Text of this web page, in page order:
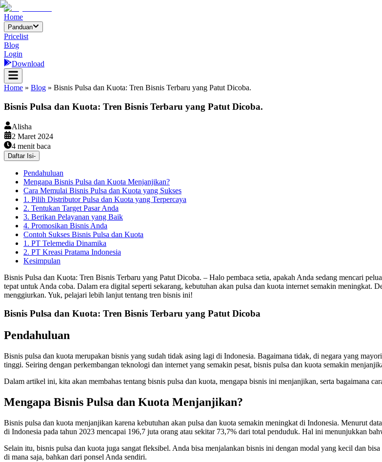
Home
Panduan
Pricelist
Blog
Login
Download
Home » Blog » Bisnis Pulsa dan Kuota: Tren Bisnis Terbaru yang Patut Dicoba.
Bisnis Pulsa dan Kuota: Tren Bisnis Terbaru yang Patut Dicoba.
Alisha
2 Maret 2024
4 menit baca
Daftar Isi-
Pendahuluan
Mengapa Bisnis Pulsa dan Kuota Menjanjikan?
Cara Memulai Bisnis Pulsa dan Kuota yang Sukses
1. Pilih Distributor Pulsa dan Kuota yang Terpercaya
2. Tentukan Target Pasar Anda
3. Berikan Pelayanan yang Baik
4. Promosikan Bisnis Anda
Contoh Sukses Bisnis Pulsa dan Kuota
1. PT Telemedia Dinamika
2. PT Kreasi Pratama Indonesia
Kesimpulan
Bisnis Pulsa dan Kuota: Tren Bisnis Terbaru yang Patut Dicoba. – Halo pembaca setia, apakah Anda sedang mencari
tepat untuk Anda coba. Dalam era digital seperti sekarang, kebutuhan akan pulsa dan kuota internet semakin meningkat.
menggiurkan. Yuk, pelajari lebih lanjut tentang tren bisnis ini!
Bisnis Pulsa dan Kuota: Tren Bisnis Terbaru yang Patut Dicoba
Pendahuluan
Bisnis pulsa dan kuota merupakan bisnis yang sudah tidak asing lagi di Indonesia. Bagaimana tidak, di negara yang
tinggi. Seiring dengan perkembangan teknologi dan internet yang semakin pesat, bisnis pulsa dan kuota semakin
Dalam artikel ini, kita akan membahas tentang bisnis pulsa dan kuota, mengapa bisnis ini menjanjikan, serta bagaimana
Mengapa Bisnis Pulsa dan Kuota Menjanjikan?
Bisnis pulsa dan kuota menjanjikan karena kebutuhan akan pulsa dan kuota semakin meningkat di Indonesia. Menurut
di Indonesia pada tahun 2023 mencapai 196,7 juta orang atau sekitar 73,7% dari total penduduk. Hal ini menunjukkan
Selain itu, bisnis pulsa dan kuota juga sangat fleksibel. Anda bisa menjalankan bisnis ini dengan modal yang kecil dan
di mana saja, bahkan dari ponsel Anda sendiri.